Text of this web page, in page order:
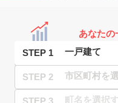
あなたの
STEP 1
STEP 2
STEP 3